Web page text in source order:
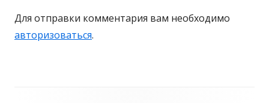
Для отправки комментария вам необходимо
авторизоваться.